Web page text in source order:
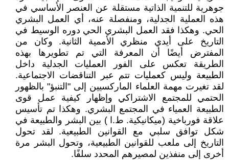
جوهرية للتنمية الذاتية مستقلة عن العنصر الأساسي في
هذه العملية الجدلية، ومنفصلة عنه، أي العمل البشري
الحي. وهكذا فقد العمل البشري الحي دوره الوسيط في
التاريخ على أيدي منظري الأممية الثانية. وكان من
المفترض أيضًا أن المعرفة التي تم تطويرها بهذه
الطريقة تعكس على الفور العمليات الجدلية داخل
الطبيعة وليس كعمليات تتم عبر التناقضات الاجتماعية.
لقد تغيرت مهمة العلماء الماركسيين إلى "التنبؤ" بالظهور
الحتمي للمجتمع الاشتراكي وإظهار كيفية عمل قوى
الطبيعة العمياء في المجتمع البشري. وهكذا تم تأسيس
علاقة فورباخية (ميكانيكية. ط.ا ) بين البشر والطبيعة في
شكل توافق سلبي مع القوانين الطبيعية. لقد تحول
التاريخ إلى ملعب للقوانين الطبيعية، وتحول البشر مرة
أخرى إلى منفذين لمصيرهم المحدد سلفًا.